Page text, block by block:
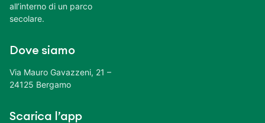
all’interno di un parco
secolare.
Dove siamo
Via Mauro Gavazzeni, 21 –
24125 Bergamo
Scarica l’app